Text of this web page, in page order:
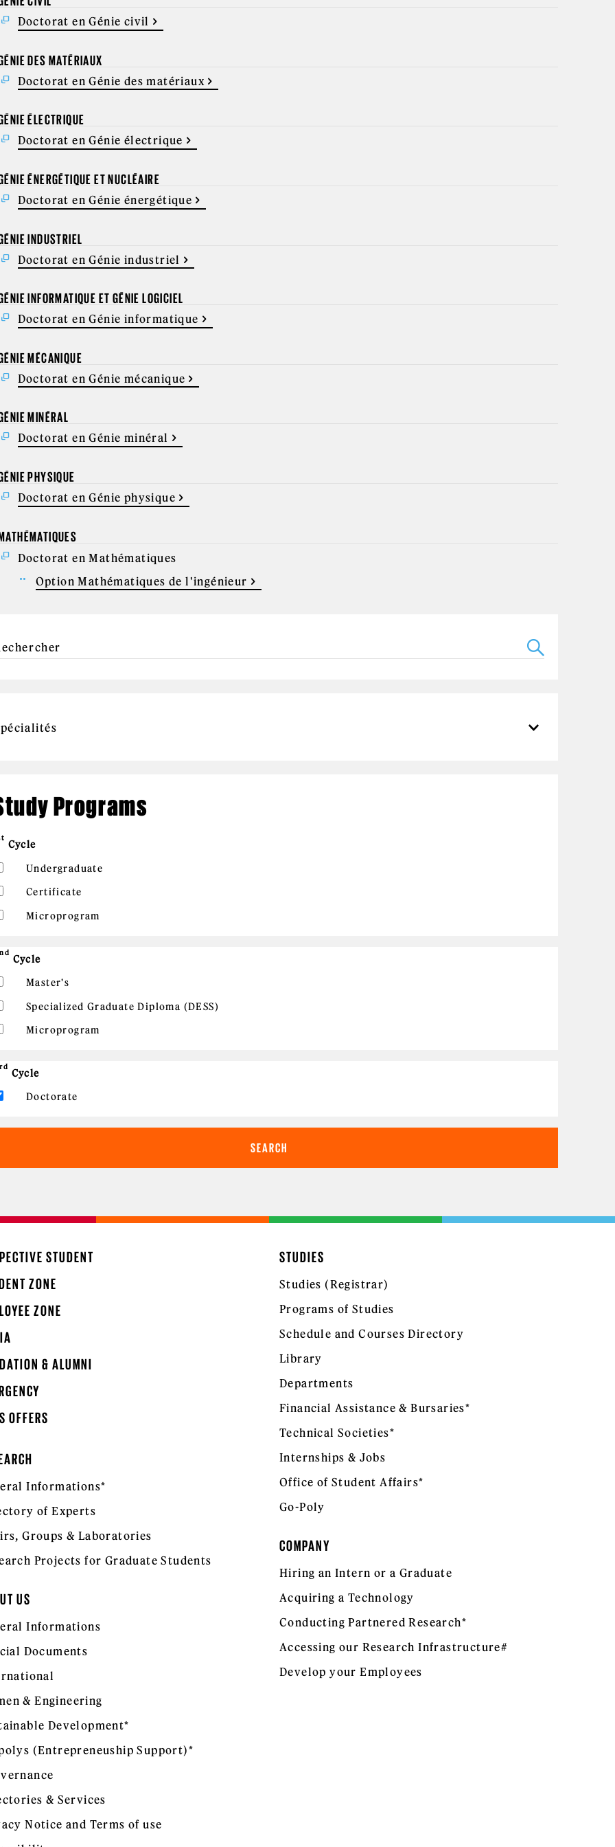
Doctorat en Génie civil
DES MATÉRIAUX
Doctorat en Génie des matériaux
ÉLECTRIQUE
Doctorat en Génie électrique
ÉNERGÉTIQUE ET NUCLÉAIRE
Doctorat en Génie énergétique
INDUSTRIEL
Doctorat en Génie industriel
INFORMATIQUE ET GÉNIE LOGICIEL
Doctorat en Génie informatique
MÉCANIQUE
Doctorat en Génie mécanique
MINÉRAL
Doctorat en Génie minéral
PHYSIQUE
Doctorat en Génie physique
Doctorat en Mathématiques
Option Mathématiques de l'ingénieur
Programs
Cycle
Undergraduate
Certificate
Microprogram
nd
Cycle
Master's
Specialized Graduate Diploma (DESS)
Microprogram
rd
Cycle
Doctorate
STUDENT
ZONE
ZONE
& ALUMNI
OFFERS
STUDIES
Studies (Registrar)
Programs of Studies
Schedule and Courses Directory
Library
Departments
Financial Assistance & Bursaries*
Technical Societies*
Internships & Jobs
Office of Student Affairs*
Go-Poly
Informations*
of Experts
Groups & Laboratories
Projects for Graduate Students
COMPANY
Hiring an Intern or a Graduate
Acquiring a Technology
Conducting Partnered Research*
Accessing our Research Infrastructure#
Develop your Employees
US
Informations
Documents
& Engineering
Development*
(Entrepreneuship Support)*
& Services
Notice and Terms of use